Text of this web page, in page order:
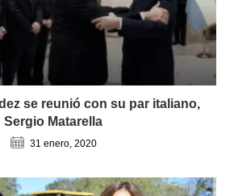
se reunió con su par italiano,
Sergio Matarella
31 enero, 2020